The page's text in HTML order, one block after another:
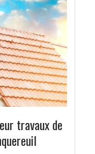
travaux de